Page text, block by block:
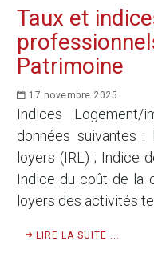
Taux et
Patrimoine
17 novembre 2025
Indices Logement/
données suivantes
loyers (IRL) ; Indice
Indice du coût de la
loyers des activités
LIRE LA SUITE ...